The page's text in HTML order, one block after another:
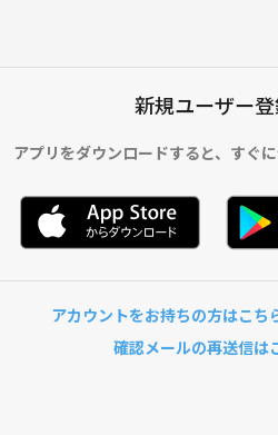
新規ユーザー
アプリをダウンロードすると、 すぐ
アカウントをお持ちの方はこち
確認メールの再送信は